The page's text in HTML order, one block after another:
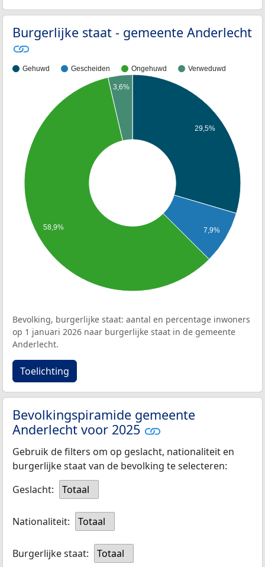
Burgerlijke staat - gemeente Anderlecht
Gehuwd Gescheiden Ongehuwd Verweduwd
29,5%
7,9%
3,6%
58,9%
Bevolking, burgerlijke staat: aantal en percentage inwoners
op 1 januari 2026 naar burgerlijke staat in de gemeente
Anderlecht.
Toelichting
Bevolkingspiramide gemeente
Anderlecht voor 2025
Gebruik de filters om op geslacht, nationaliteit en
burgerlijke staat van de bevolking te selecteren:
Geslacht:
Totaal
Nationaliteit: Totaal
Burgerlijke staat: Totaal